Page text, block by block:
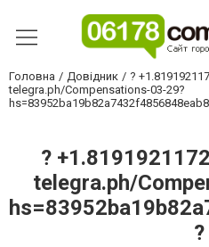
Головна Довідник
?
telegra.ph/Compensations-03-29?
?
telegra.ph/
?